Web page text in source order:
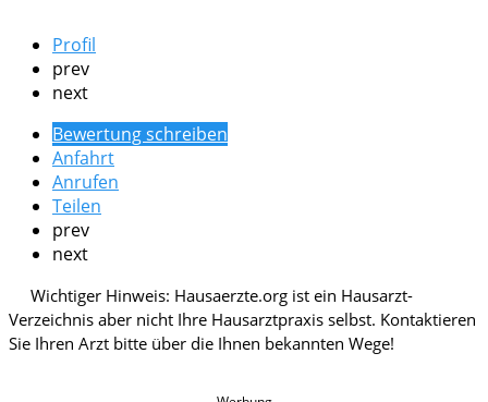
Profil
prev
next
Bewertung schreiben
Anfahrt
Anrufen
Teilen
prev
next